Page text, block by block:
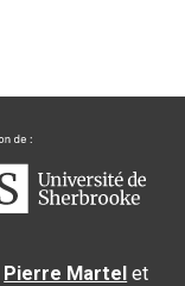
Pierre Martel et